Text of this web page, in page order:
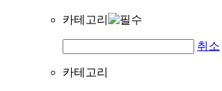
카테고리
취소
카테고리